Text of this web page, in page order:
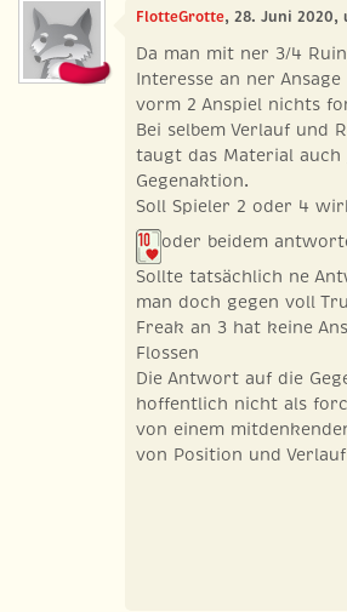
FlotteGrotte, 28. Juni 2020,
Da man mit ner 3/4
Interesse an ner
vorm 2 Anspiel nichts
Bei selbem Verlauf und
taugt das Material
Gegenaktion.
Soll Spieler 2 oder 4
oder beidem
Sollte tatsächlich ne
man doch gegen voll
Freak an 3 hat keine
Flossen
Die Antwort auf die
hoffentlich nicht als
von einem
von Position und